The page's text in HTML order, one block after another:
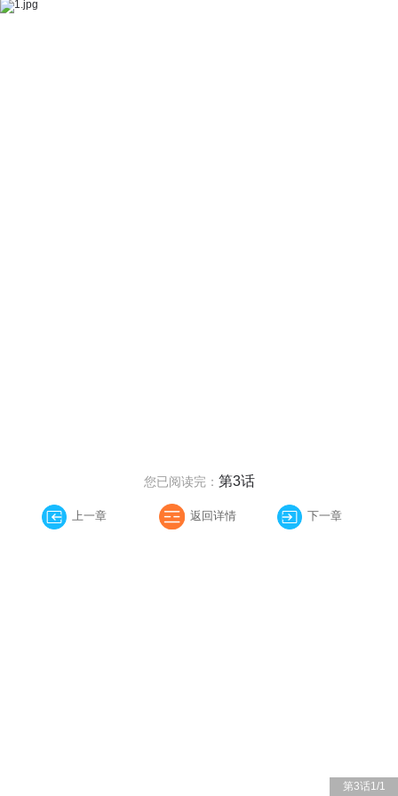
第3话1/1
您已阅读完： 第3话
上一章 返回详情 下一章